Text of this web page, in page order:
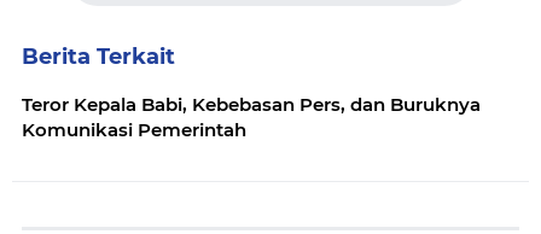
Berita Terkait
Teror Kepala Babi, Kebebasan Pers, dan Buruknya
Komunikasi Pemerintah